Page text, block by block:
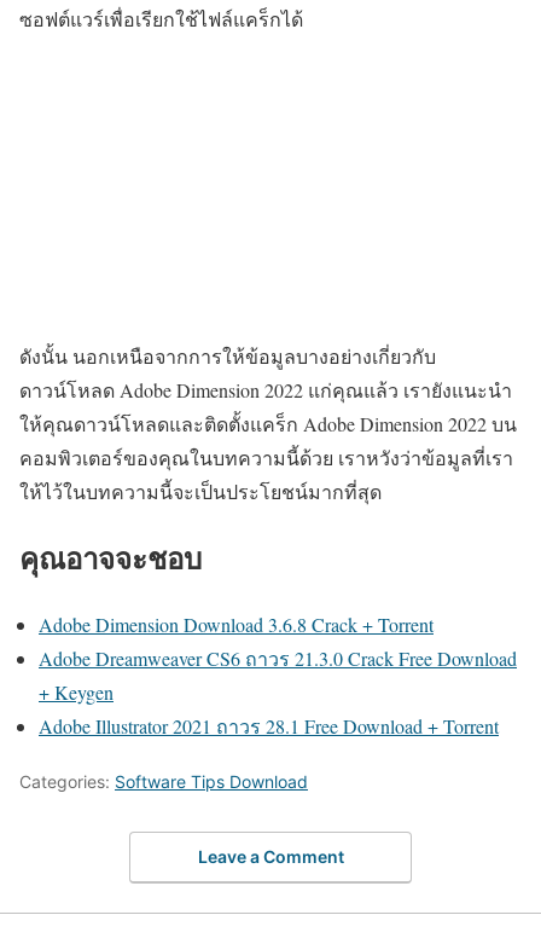
ซอฟต์แวร์เพื่อเรียกใช้ไฟล์แคร็กได้
ดังนั้น นอกเหนือจากการให้ข้อมูลบางอย่างเกี่ยวกับ
ดาวน์โหลด Adobe Dimension 2022 แก่คุณแล้ว เรายังแนะนำ
ให้คุณดาวน์โหลดและติดตั้งแคร็ก Adobe Dimension 2022 บน
คอมพิวเตอร์ของคุณในบทความนี้ด้วย เราหวังว่าข้อมูลที่เรา
ให้ไว้ในบทความนี้จะเป็นประโยชน์มากที่สุด
คุณอาจจะชอบ
Adobe Dimension Download 3.6.8 Crack + Torrent
Adobe Dreamweaver CS6 ถาวร 21.3.0 Crack Free Download
+ Keygen
Adobe Illustrator 2021 ถาวร 28.1 Free Download + Torrent
Categories: Software Tips Download
Leave a Comment